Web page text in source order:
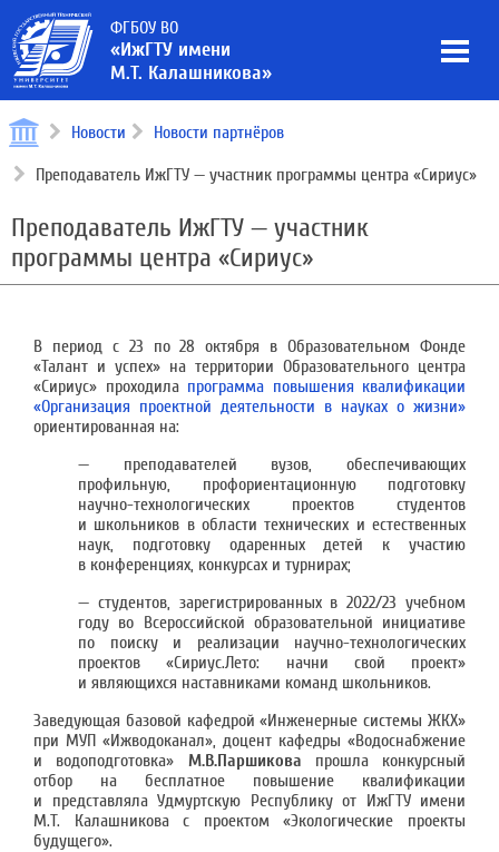
ФГБОУ ВО
«ИжГТУ имени
М.Т. Калашникова»
Новости Новости партнёров
Преподаватель ИжГТУ — участник программы центра «Сириус»
Преподаватель ИжГТУ — участник
программы центра «Сириус»
В период с 23 по 28 октября в Образовательном Фонде
«Талант и успех» на территории Образовательного центра
«Сириус» проходила программа повышения квалификации
«Организация проектной деятельности в науках о жизни»
ориентированная на:
— преподавателей вузов, обеспечивающих
профильную, профориентационную подготовку
научно-технологических проектов студентов
и школьников в области технических и естественных
наук, подготовку одаренных детей к участию
в конференциях, конкурсах и турнирах;
— студентов, зарегистрированных в 2022/23 учебном
году во Всероссийской образовательной инициативе
по поиску и реализации научно-технологических
проектов «Сириус.Лето: начни свой проект»
и являющихся наставниками команд школьников.
Заведующая базовой кафедрой «Инженерные системы ЖКХ»
при МУП «Ижводоканал», доцент кафедры «Водоснабжение
и водоподготовка» М.В.Паршикова прошла конкурсный
отбор на бесплатное повышение квалификации
и представляла Удмуртскую Республику от ИжГТУ имени
М.Т. Калашникова с проектом «Экологические проекты
будущего».